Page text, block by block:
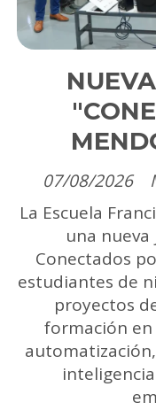
07/08/2026
La Escuela
una
Conectados
estudiantes de
proyectos
formación